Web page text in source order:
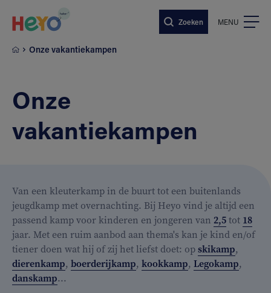
Zoeken MENU
Onze vakantiekampen
Onze
vakantiekampen
Van een kleuterkamp in de buurt tot een buitenlands
jeugdkamp met overnachting. Bij Heyo vind je altijd een
passend kamp voor kinderen en jongeren van 2,5tot 18
jaar. Met een ruim aanbod aan thema's kan je kind en/of
tiener doen wat hij of zij het liefst doet: opskikamp,
dierenkamp, boerderijkamp, kookkamp, Legokamp,
danskamp...